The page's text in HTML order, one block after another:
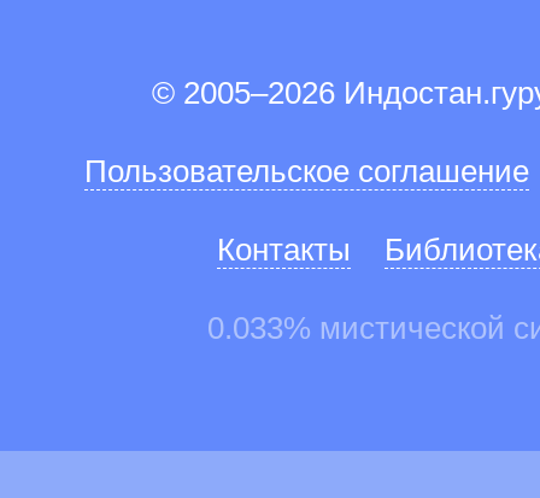
© 2005–2026
Пользовательское соглашение
Контакты
0.033% мистической